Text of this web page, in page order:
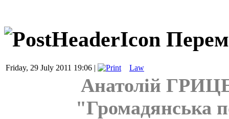
Friday, 29 July 2011 19:06 | Law
Анатолій
"Громадянська